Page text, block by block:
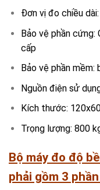
Đơn vị đo chiều
Bảo vệ phần cứng:
cấp
Bảo vệ phần
Nguồn điện sử
Kích thước:
Trọng lượng: 800
Bộ máy đo độ
phải gồm 3